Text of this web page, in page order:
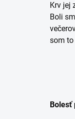
Krv jej
Boli
som to
Bolesť